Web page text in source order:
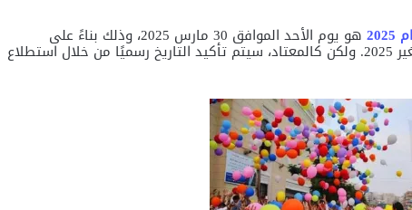
هو يوم الأحد الموافق 30 مارس 2025، وذلك بناءً على
الحسابات الفلكية الخاصة بتحديد موعد العيد الصغير 2025. ولكن كالمعتاد، سيتم تأكيد التاريخ رسميًا من خلال استطلاع